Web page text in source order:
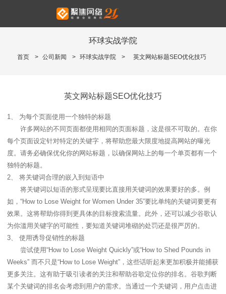
环球实战学院
首页 > 公司新闻 > 环球实战学院 > 英文网站标题SEO优化技巧
英文网站标题SEO优化技巧
1、 为每个页面使用一个独特的标题
许多网站的不同页面都使用相同的页面标题，这是很不可取的。在你
每个页面设定针对特定的关键字，将帮助您最大限度地提高网站的曝光
度。请务必确保优化你的网站标题，以确保网站上的每一个单页都有一个
独特的标题。
2、 将关键词合理的嵌入到短语中
将关键词以短语的形式呈现要比直接用关键词的效果要好的多。例
如，“How to Lose Weight for Women Under 35”要比单纯的关键词要更有
效果。这将帮助你得到更具体的目标搜索流量。此外，还可以减少谷歌认
为你滥用关键字的可能性，要知道关键词堆砌的处罚还是很严厉的。
3、 使用诱导促销性的标题
尝试使用“How to Lose Weight Quickly”或“How to Shed Pounds in
Weeks” 而不只是“How to Lose Weight”，这些话听起来更加积极并能捕获
更多关注。这有助于吸引读者的关注和帮助谷歌定位你的排名。谷歌判断
某个关键词的排名会考虑到用户的需求。当通过一个关键词，用户点击进